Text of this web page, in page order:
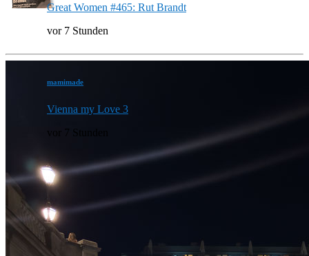
Great Women #465: Rut Brandt
vor 7 Stunden
mamimade
Vienna my Love 3
vor 7 Stunden